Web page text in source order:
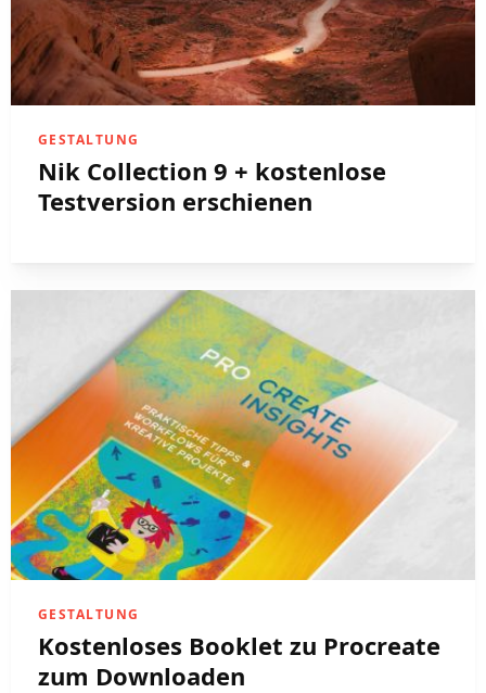
GESTALTUNG
Nik Collection 9 + kostenlose
Testversion erschienen
GESTALTUNG
Kostenloses Booklet zu Procreate
zum Downloaden